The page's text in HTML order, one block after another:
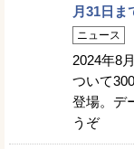
月31日ま
ニュース
2024年8
ついて
登場。デ
うぞ